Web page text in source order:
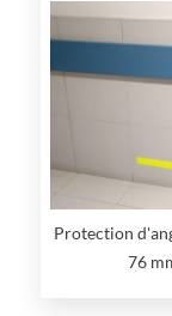
Protection
76